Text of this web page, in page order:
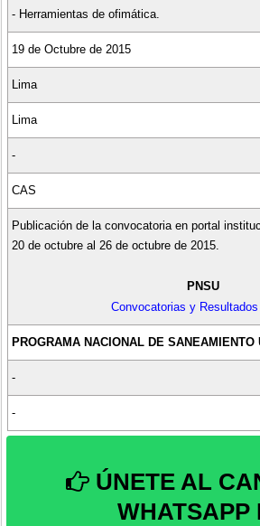
- Herramientas de ofimática.
19 de Octubre de 2015
Lima
Lima
-
CAS
Publicación de la convocatoria en portal
20 de octubre al 26 de octubre de 2015.
PNSU
Convocatorias y
PROGRAMA NACIONAL DE SANEAMIENTO
-
-
ÚNETE AL
WHATSAPP